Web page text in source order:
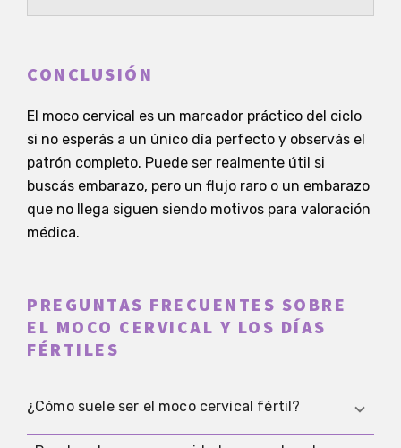
CONCLUSIÓN
El moco cervical es un marcador práctico del ciclo
si no esperás a un único día perfecto y observás el
patrón completo. Puede ser realmente útil si
buscás embarazo, pero un flujo raro o un embarazo
que no llega siguen siendo motivos para valoración
médica.
PREGUNTAS FRECUENTES SOBRE
EL MOCO CERVICAL Y LOS DÍAS
FÉRTILES
¿Cómo suele ser el moco cervical fértil?